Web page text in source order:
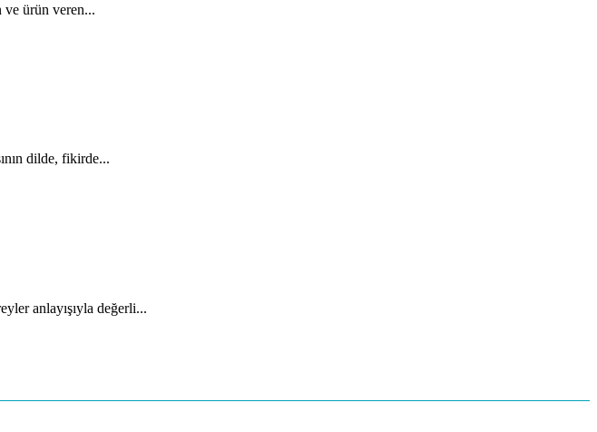
ve ürün veren...
dilde, fikirde...
anlayışıyla değerli...